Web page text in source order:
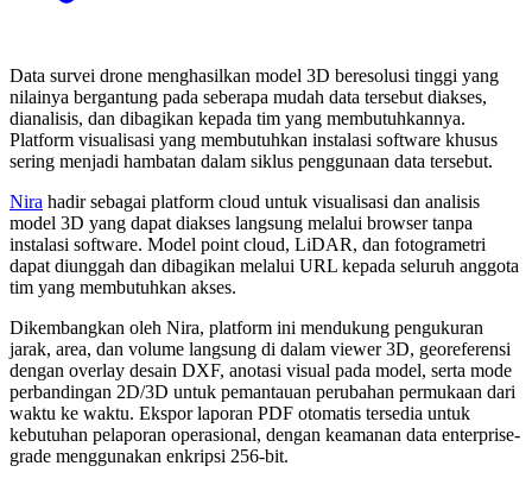
Data survei drone menghasilkan model 3D beresolusi tinggi yang
nilainya bergantung pada seberapa mudah data tersebut diakses,
dianalisis, dan dibagikan kepada tim yang membutuhkannya.
Platform visualisasi yang membutuhkan instalasi software khusus
sering menjadi hambatan dalam siklus penggunaan data tersebut.
Nira hadir sebagai platform cloud untuk visualisasi dan analisis
model 3D yang dapat diakses langsung melalui browser tanpa
instalasi software. Model point cloud, LiDAR, dan fotogrametri
dapat diunggah dan dibagikan melalui URL kepada seluruh anggota
tim yang membutuhkan akses.
Dikembangkan oleh Nira, platform ini mendukung pengukuran
jarak, area, dan volume langsung di dalam viewer 3D, georeferensi
dengan overlay desain DXF, anotasi visual pada model, serta mode
perbandingan 2D/3D untuk pemantauan perubahan permukaan dari
waktu ke waktu. Ekspor laporan PDF otomatis tersedia untuk
kebutuhan pelaporan operasional, dengan keamanan data enterprise-
grade menggunakan enkripsi 256-bit.